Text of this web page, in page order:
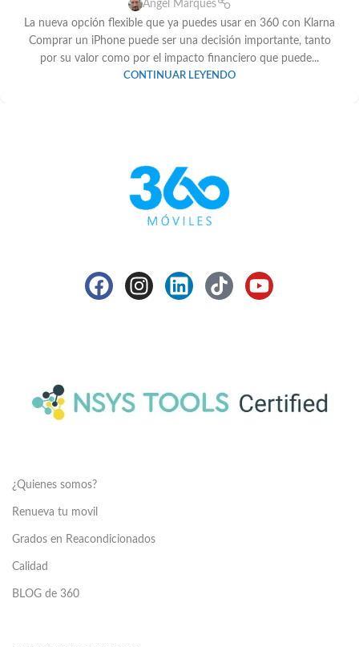
Ángel Marques
La nueva opción flexible que ya puedes usar en 360 con Klarna
Comprar un iPhone puede ser una decisión importante, tanto
por su valor como por el impacto financiero que puede...
CONTINUAR LEYENDO
¿Quienes somos?
Renueva tu movil
Grados en Reacondicionados
Calidad
BLOG de 360